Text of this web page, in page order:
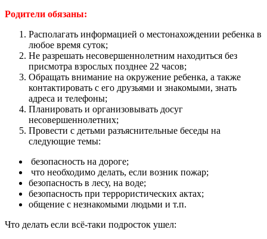
Родители обязаны:
Располагать информацией о местонахождении ребенка в
любое время суток;
Не разрешать несовершеннолетним находиться без
присмотра взрослых позднее 22 часов;
Обращать внимание на окружение ребенка, а также
контактировать с его друзьями и знакомыми, знать
адреса и телефоны;
Планировать и организовывать досуг
несовершеннолетних;
Провести с детьми разъяснительные беседы на
следующие темы:
безопасность на дороге;
что необходимо делать, если возник пожар;
безопасность в лесу, на воде;
безопасность при террористических актах;
общение с незнакомыми людьми и т.п.
Что делать если всё-таки подросток ушел: